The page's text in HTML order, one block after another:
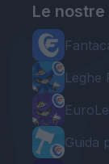
Le nostre
Leghe
Guida